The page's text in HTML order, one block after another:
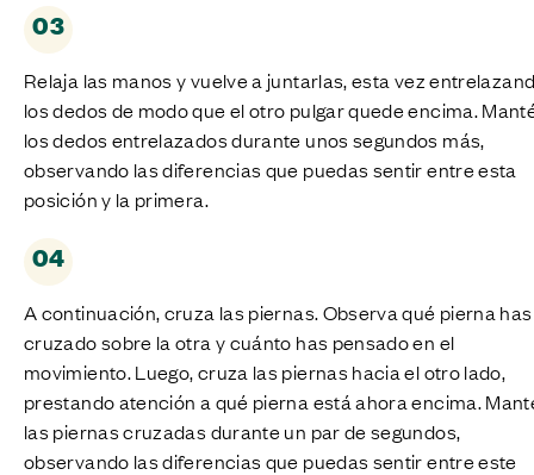
03
Relaja las manos y vuelve a juntarlas, esta vez
los dedos de modo que el otro pulgar quede encima.
los dedos entrelazados durante unos segundos más,
observando las diferencias que puedas sentir entre esta
posición y la primera.
04
A continuación, cruza las piernas. Observa qué pierna has
cruzado sobre la otra y cuánto has pensado en el
movimiento. Luego, cruza las piernas hacia el otro lado,
prestando atención a qué pierna está ahora encima.
las piernas cruzadas durante un par de segundos,
observando las diferencias que puedas sentir entre este